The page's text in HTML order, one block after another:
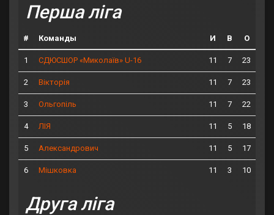
Перша ліга
# Команды И В О
1 СДЮСШОР «Миколаїв» U-16 11 7 23
2 Вікторія 11 7 23
3 Ольгопіль 11 7 22
4 ЛІЯ 11 5 18
5 Александрович 11 5 17
6 Мішковка 11 3 10
Друга ліга